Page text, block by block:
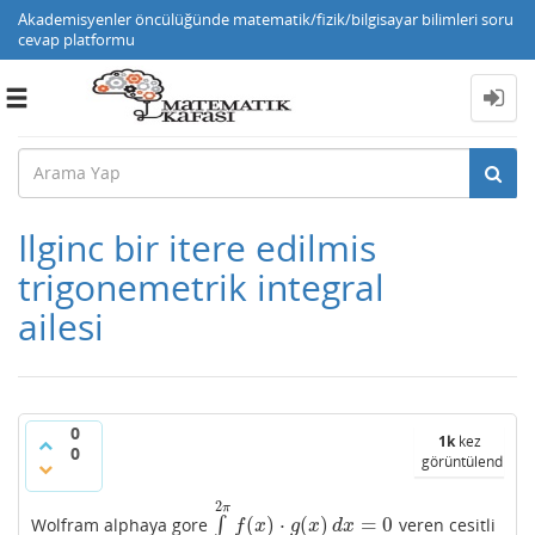
Akademisyenler öncülüğünde matematik/fizik/bilgisayar bilimleri soru
cevap platformu
Toggle
Ilginc bir itere edilmis
trigonemetrik integral
ailesi
0
0
1kkez
görüntülendi
Wolfram alphaya gore ∫
2π
f(x) ⋅ g(x) dx = 0
0 πf(x) g x)dx=0
veren cesitli